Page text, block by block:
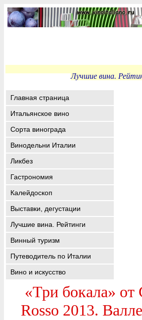
Лучшие вина.
Главная страница
Итальянское вино
Сорта винограда
Винодельни Италии
Ликбез
Гастрономия
Калейдоскоп
Выставки, дегустации
Лучшие вина. Рейтинги
Винный туризм
Путеводитель по Италии
Вино и искусство
«Три бокала» от
Rosso 2013.